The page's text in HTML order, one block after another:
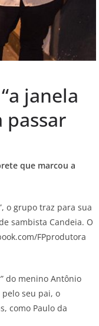
janela
passar
que marcou a
o grupo traz para sua
sambista Candeia. O
FPprodutora
do menino Antônio
seu pai, o
como Paulo da